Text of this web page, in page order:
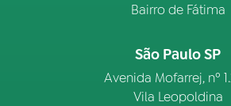
Bairro de Fátima
São Paulo SP
Avenida Mofarrej, nº
Vila Leopoldina